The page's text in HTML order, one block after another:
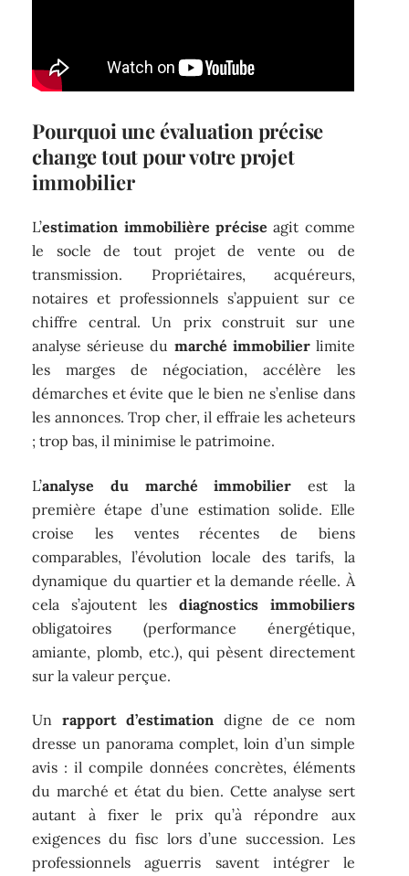
Pourquoi une évaluation précise
change tout pour votre projet
immobilier
L’estimation immobilière précise agit comme
le socle de tout projet de vente ou de
transmission. Propriétaires, acquéreurs,
notaires et professionnels s’appuient sur ce
chiffre central. Un prix construit sur une
analyse sérieuse du marché immobilierlimite
les marges de négociation, accélère les
démarches et évite que le bien ne s’enlise dans
les annonces. Trop cher, il effraie les acheteurs
; trop bas, il minimise le patrimoine.
L’analyse du marché immobilier est la
première étape d’une estimation solide. Elle
croise les ventes récentes de biens
comparables, l’évolution locale des tarifs, la
dynamique du quartier et la demande réelle. À
cela s’ajoutent les diagnostics immobiliers
obligatoires (performance énergétique,
amiante, plomb, etc.), qui pèsent directement
sur la valeur perçue.
Un rapport d’estimation digne de ce nom
dresse un panorama complet, loin d’un simple
avis : il compile données concrètes, éléments
du marché et état du bien. Cette analyse sert
autant à fixer le prix qu’à répondre aux
exigences du fisc lors d’une succession. Les
professionnels aguerris savent intégrer le